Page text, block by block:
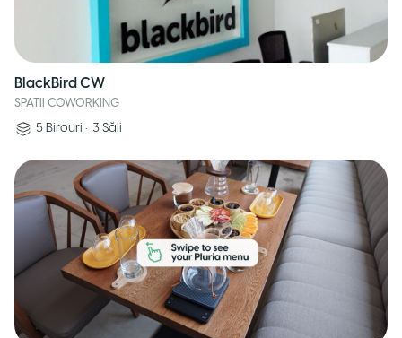
BlackBird CW
SPATII COWORKING
5 Birouri • 3 Săli